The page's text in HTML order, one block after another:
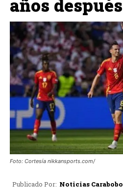
años después
Foto: Cortesía nikkansports.com/
Publicado Por: Noticias Carabobo